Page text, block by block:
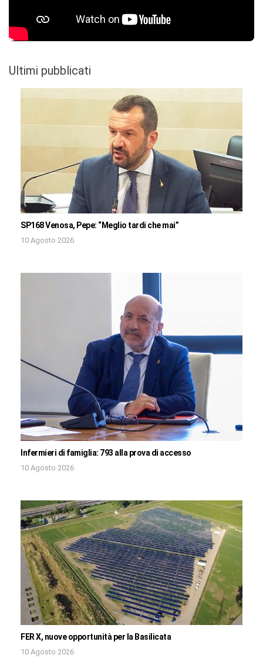
Ultimi pubblicati
SP168 Venosa, Pepe: “Meglio tardi che mai”
10 Agosto 2026
Infermieri di famiglia: 793 alla prova di accesso
10 Agosto 2026
FER X, nuove opportunità per la Basilicata
10 Agosto 2026